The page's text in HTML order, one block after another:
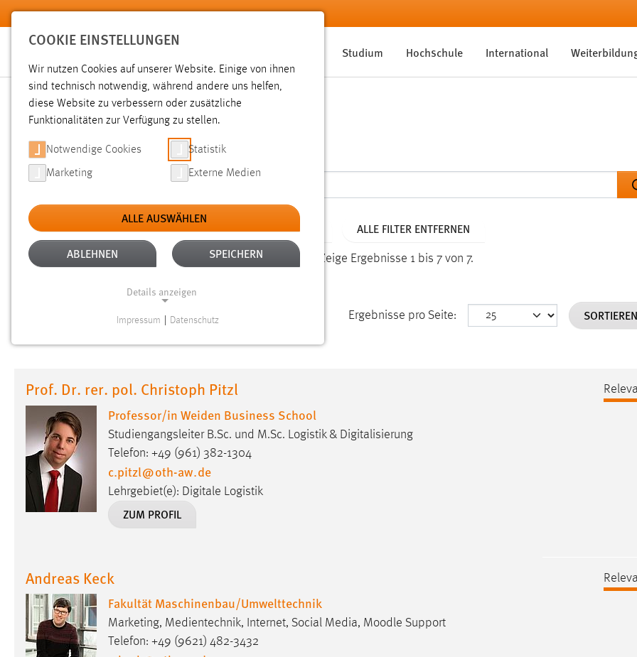
Zum Hauptinhalt springen
Studium Hochschule International
SUCHE
Aktive Filter: TYP: PERSONEN ALTER: ÜBER EIN JAHR ALLE FILTER ENTFERNEN
Gesucht nach "moodle". Es wurden 7 Ergebnisse gefunden. Zeige Ergebnisse 1 bis 7 von 7.
Ergebnisse pro Seite:
Prof. Dr. rer. pol. Christoph Pitzl
Professor/in Weiden Business School
Studiengangsleiter B.Sc. und M.Sc. Logistik & Digitalisierung
Telefon: +49 (961) 382-1304
c.pitzl@oth-aw.de
Lehrgebiet(e): Digitale Logistik
ZUM PROFIL
Andreas Keck
Fakultät Maschinenbau/Umwelttechnik
Marketing, Medientechnik, Internet, Social Media, Moodle Support
Telefon: +49 (9621) 482-3432
COOKIE EINSTELLUNGEN
Wir nutzen Cookies auf unserer Website. Einige von ihnen
sind technisch notwendig, während andere uns helfen,
diese Website zu verbessern oder zusätzliche
Funktionalitäten zur Verfügung zu stellen.
Notwendige Cookies Statistik
Marketing Externe Medien
ALLE AUSWÄHLEN
ABLEHNEN SPEICHERN
Details anzeigen
Website erforderlich.
Einverständnis
Name: cookie_consent
Zweck:
Dieser Cookie speichert die
ausgewählten Einverständnis-Optionen
des Benutzers
Performance
Name: staticfilecache
Zweck:
Für performante Seitenauslieferung wird
in diesem Cookie gespeichert, ob man
Impressum Datenschutz